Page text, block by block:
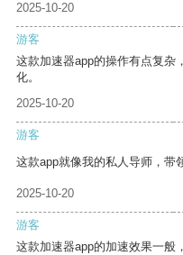
2025-10-20
游客
这款加速器app的操作有点复杂
化。
2025-10-20
游客
这款app就像我的私人导师，带
2025-10-20
游客
这款加速器app的加速效果一般